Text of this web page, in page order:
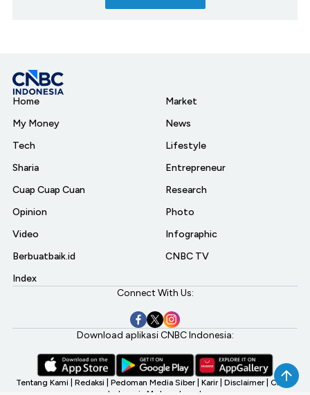
Home
My Money
Tech
Sharia
Cuap Cuap Cuan
Opinion
Video
Berbuatbaik.id
Index
Market
News
Lifestyle
Entrepreneur
Research
Photo
Infographic
CNBC TV
Connect With Us:
Download aplikasi CNBC Indonesia:
Tentang Kami Redaksi Pedoman Media Siber Karir Disclaimer CNBC